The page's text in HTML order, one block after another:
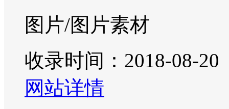
图片/图片素材
收录时间：2018-08-20
网站详情